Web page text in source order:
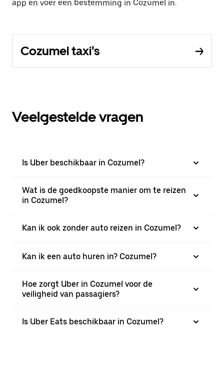
app en voer een bestemming in Cozumel in.
Cozumel taxi's
Veelgestelde vragen
Is Uber beschikbaar in Cozumel?
Wat is de goedkoopste manier om te reizen
in Cozumel?
Kan ik ook zonder auto reizen in Cozumel?
Kan ik een auto huren in? Cozumel?
Hoe zorgt Uber in Cozumel voor de
veiligheid van passagiers?
Is Uber Eats beschikbaar in Cozumel?